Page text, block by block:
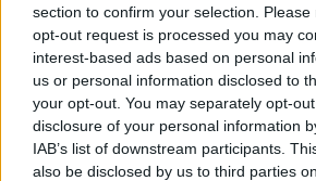
section to confirm your selection.
opt-out request is processed you may
interest-based ads based on personal
us or personal information disclosed to
your opt-out. You may separately opt-
disclosure of your personal information
IAB’s list of downstream participants.
also be disclosed by us to third parties